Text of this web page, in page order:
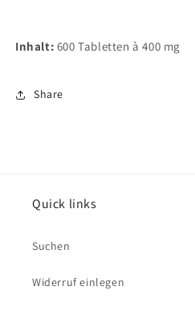
Inhalt: 600 Tabletten à 400 mg
Share
Quick links
Suchen
Widerruf einlegen